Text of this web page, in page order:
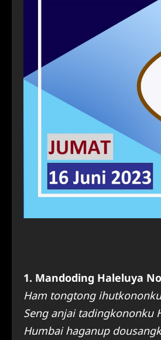
1. Mandoding Haleluya
Ham tongtong
Seng anjai tadingkononku
Humbai haganup